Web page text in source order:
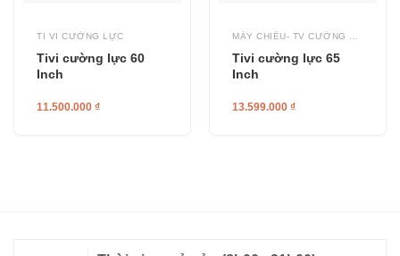
TI VI CƯỜNG LỰC
Tivi cường lực 60
Inch
11.500.000 ₫
Tivi cường lực 65
Inch
13.599.000 ₫